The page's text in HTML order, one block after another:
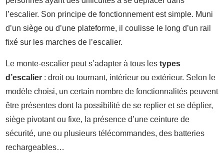
l’escalier. Son principe de fonctionnement est simple. Muni
d’un siège ou d’une plateforme, il coulisse le long d’un rail
fixé sur les marches de l’escalier.
Le monte-escalier peut s’adapter à tous les types
d’escalier : droit ou tournant, intérieur ou extérieur. Selon le
modèle choisi, un certain nombre de fonctionnalités peuvent
être présentes dont la possibilité de se replier et se déplier,
siège pivotant ou fixe, la présence d’une ceinture de
sécurité, une ou plusieurs télécommandes, des batteries
rechargeables…